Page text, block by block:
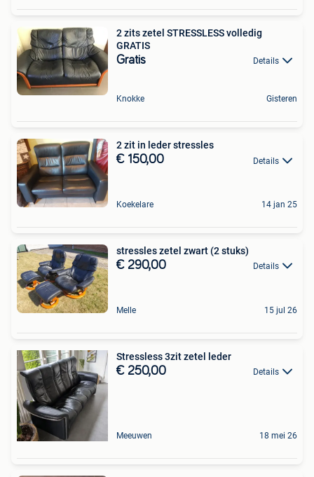
2 zits zetel STRESSLESS volledig
GRATIS
Gratis Details
Knokke Gisteren
2 zit in leder stressles
€ 150,00 Details
Koekelare 14 jan 25
stressles zetel zwart (2 stuks)
€ 290,00 Details
Melle 15 jul 26
Stressless 3zit zetel leder
€ 250,00 Details
Meeuwen 18 mei 26